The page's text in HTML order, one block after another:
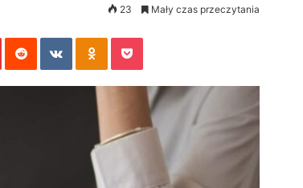
23 Mały czas przeczytania
PinterestReddit VKontakteOdnoklassniki
Pocket